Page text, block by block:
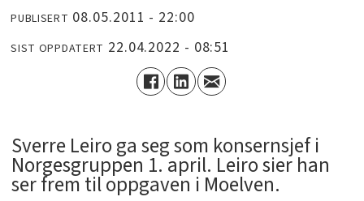
PUBLISERT 08.05.2011 - 22:00
SIST OPPDATERT 22.04.2022 - 08:51
Sverre Leiro ga seg som konsernsjef i
Norgesgruppen 1. april. Leiro sier han
ser frem til oppgaven i Moelven.